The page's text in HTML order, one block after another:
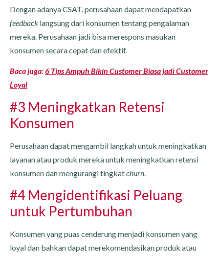
Dengan adanya CSAT, perusahaan dapat mendapatkan
feedback langsung dari konsumen tentang pengalaman
mereka. Perusahaan jadi bisa merespons masukan
konsumen secara cepat dan efektif.
Baca juga:6 Tips Ampuh Bikin Customer Biasa jadi Customer
Loyal
#3 Meningkatkan Retensi
Konsumen
Perusahaan dapat mengambil langkah untuk meningkatkan
layanan atau produk mereka untuk meningkatkan retensi
konsumen dan mengurangi tingkatchurn
#4 Mengidentifikasi Peluang
untuk Pertumbuhan
Konsumen yang puas cenderung menjadi konsumen yang
loyal dan bahkan dapat merekomendasikan produk atau